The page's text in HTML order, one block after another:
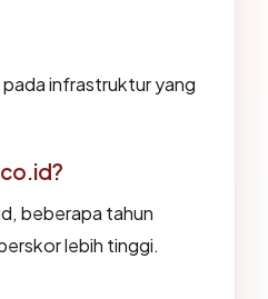
infrastruktur yang
beberapa tahun
lebih tinggi.